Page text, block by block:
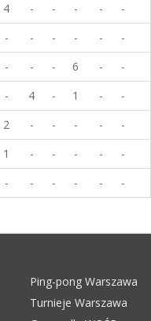
4 - - - - -
- - - - - -
- - - 6 - -
- 4 - 1 - -
2 - - - - -
1 - - - - -
- - - - - -
Ping-pong Warszawa
Turnieje Warszawa